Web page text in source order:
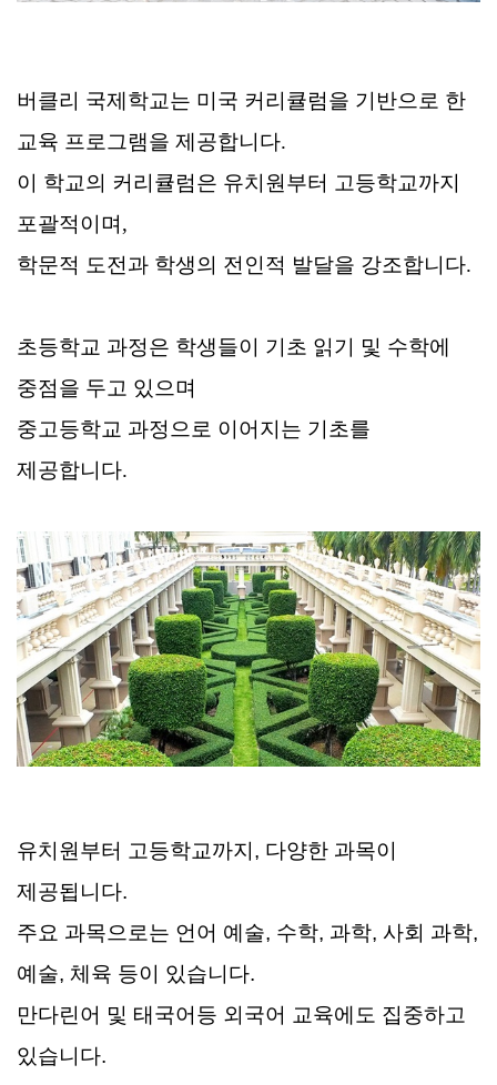
버클리 국제학교는 미국 커리큘럼을 기반으로 한
교육 프로그램을 제공합니다.
이 학교의 커리큘럼은 유치원부터 고등학교까지
포괄적이며,
학문적 도전과 학생의 전인적 발달을 강조합니다.
초등학교 과정은 학생들이 기초 읽기 및 수학에
중점을 두고 있으며
중고등학교 과정으로 이어지는 기초를
제공합니다.
유치원부터 고등학교까지, 다양한 과목이
제공됩니다.
주요 과목으로는 언어 예술, 수학, 과학, 사회 과학,
예술, 체육 등이 있습니다.
만다린어 및 태국어등 외국어 교육에도 집중하고
있습니다.